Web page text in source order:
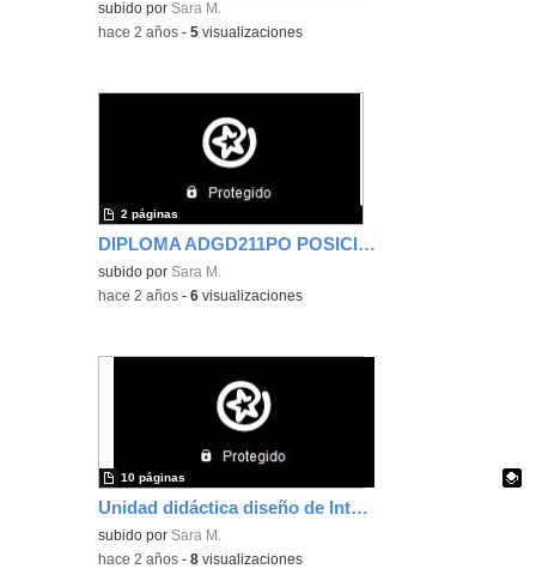
subido por Sara M.
-hace 2 años -5 visualizaciones
DIPLOMA ADGD211PO POSICIONAMIENTO EN BUSCADORES
subido por Sara M.
2 páginas
-hace 2 años -6 visualizaciones
Unidad didáctica diseño de Interfaces - 2 DAW
Contenido educativo.
subido por Sara M.
10 páginas
-hace 2 años -8 visualizaciones